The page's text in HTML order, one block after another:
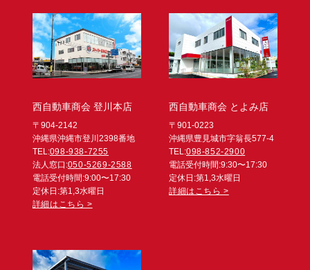
西自動車商会 登川本店
〒904-2142
沖縄県沖縄市登川2398番地
TEL:098-938-7255
法人窓口:050-5269-2588
電話受付時間:9:00〜17:30
定休日:第1,3水曜日
詳細はこちら >
西自動車商会 とよみ店
〒901-0223
沖縄県豊見城市字翁長577-4
TEL:098-852-2900
電話受付時間:9:30〜17:30
定休日:第1,3水曜日
詳細はこちら >